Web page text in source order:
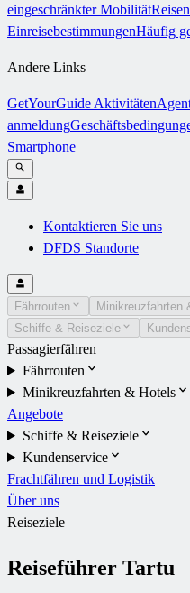
eingeschränkter Mobilität
EinreisebestimmungenHäufig
Andere Links
GetYourGuide Aktivitäten
anmeldung
Smartphone
Kontaktieren Sie uns
DFDS Standorte
Fährrouten Minikreuzfahrten
Schiffe & Reiseziele
Passagierfähren
Fährrouten
Minikreuzfahrten & Hotels
Angebote
Schiffe & Reiseziele
Kundenservice
Frachtfähren und Logistik
Über uns
Reiseziele
Reiseführer Tartu